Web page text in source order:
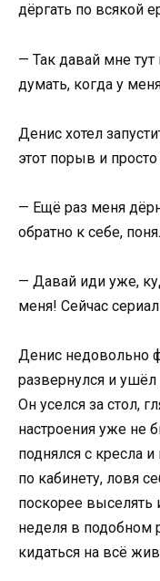
дёргать по всякой
— Так давай мне
думать, когда у
Денис хотел
этот порыв и
— Ещё раз меня
обратно к себе,
— Давай иди уже,
меня! Сейчас сериал
Денис недовольно
развернулся и ушёл
Он уселся за стол,
настроения уже не
поднялся с кресла
по кабинету, ловя
поскорее выселять
неделя в подобном
кидаться на всё